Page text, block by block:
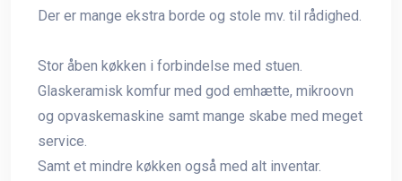
Der er mange ekstra borde og stole mv. til rådighed.
Stor åben køkken i forbindelse med stuen.
Glaskeramisk komfur med god emhætte, mikroovn
og opvaskemaskine samt mange skabe med meget
service.
Samt et mindre køkken også med alt inventar.